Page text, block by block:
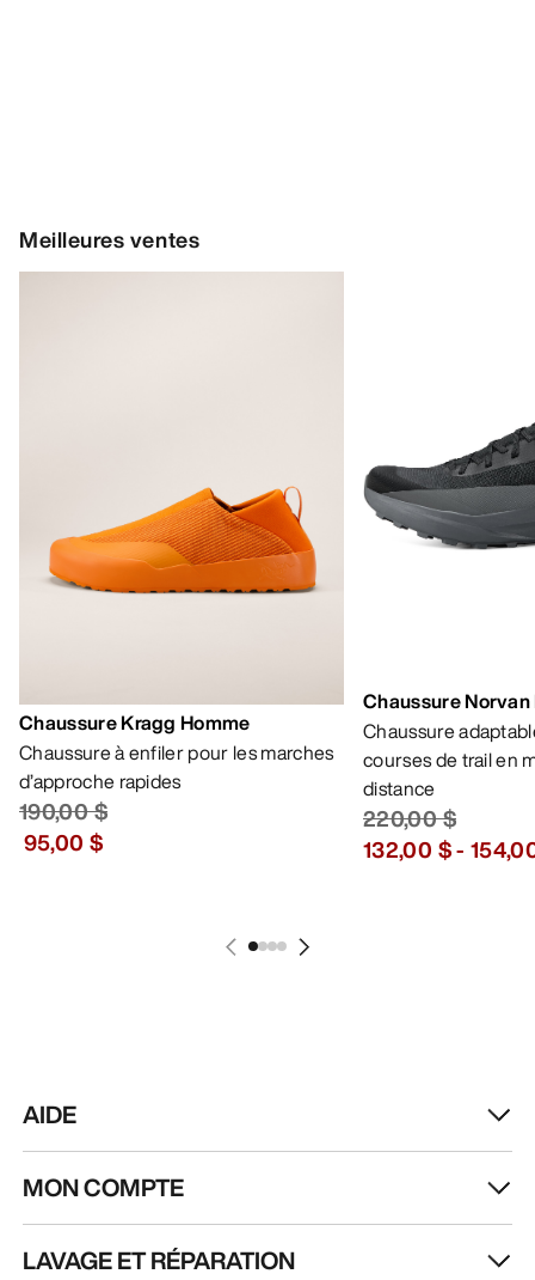
Meilleures ventes
Chaussure Kragg Homme
Chaussure à enfiler pour les marches
d’approche rapides
190,00 $
95,00 $
Chaussure
Chaussure
courses de trail en
distance
220,00 $
132,00 $-
AIDE
MON COMPTE
LAVAGE ET RÉPARATION